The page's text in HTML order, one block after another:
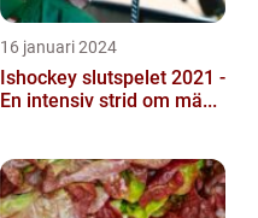
16 januari 2024
Ishockey slutspelet 2021 -
En intensiv strid om mä...